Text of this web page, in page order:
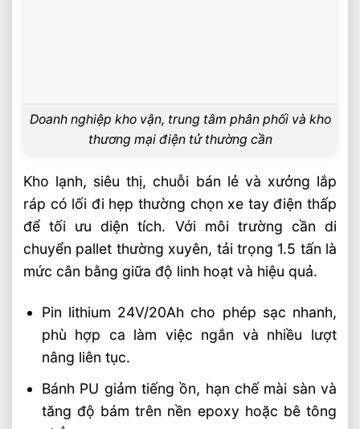
Doanh nghiệp kho vận, trung tâm phân phối và kho
thương mại điện tử thường cần
Kho lạnh, siêu thị, chuỗi bán lẻ và xưởng lắp
ráp có lối đi hẹp thường chọn xe tay điện thấp
để tối ưu diện tích. Với môi trường cần di
chuyển pallet thường xuyên, tải trọng 1.5 tấn là
mức cân bằng giữa độ linh hoạt và hiệu quả.
Pin lithium 24V/20Ah cho phép sạc nhanh,
phù hợp ca làm việc ngắn và nhiều lượt
nâng liên tục.
Bánh PU giảm tiếng ồn, hạn chế mài sàn và
tăng độ bám trên nền epoxy hoặc bê tông